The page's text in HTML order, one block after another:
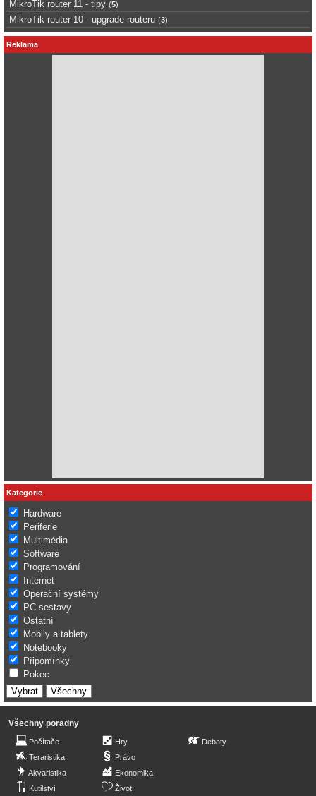
MikroTik router 11 - tipy (5)
MikroTik router 10 - upgrade routeru (3)
Reklama
Kategorie
Hardware
Periferie
Multimédia
Software
Programování
Internet
Operační systémy
PC sestavy
Ostatní
Mobily a tablety
Notebooky
Připomínky
Pokec
Všechny poradny
Počítače
Teraristika
Akvaristika
Kutilství
Hry
Právo
Ekonomika
Život
Debaty